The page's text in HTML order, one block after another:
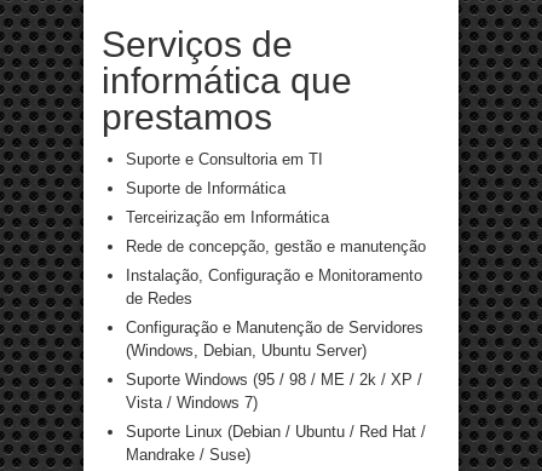
Serviços de
informática que
prestamos
Suporte e Consultoria em TI
Suporte de Informática
Terceirização em Informática
Rede de concepção, gestão e manutenção
Instalação, Configuração e Monitoramento
de Redes
Configuração e Manutenção de Servidores
(Windows, Debian, Ubuntu Server)
Suporte Windows (95 / 98 / ME / 2k / XP /
Vista / Windows 7)
Suporte Linux (Debian / Ubuntu / Red Hat /
Mandrake / Suse)